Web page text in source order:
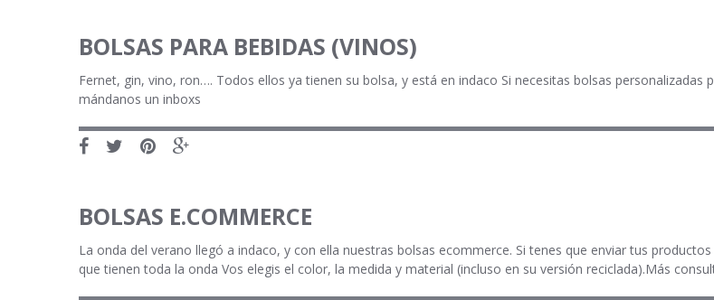
BOLSAS PARA BEBIDAS (VINOS)
Fernet, gin, vino, ron…. Todos ellos ya tienen su bolsa, y está en indaco Si necesitas bolsas personalizadas
mándanos un inboxs
BOLSAS E.COMMERCE
La onda del verano llegó a indaco, y con ella nuestras bolsas ecommerce. Si tenes que enviar tus
que tienen toda la onda Vos elegis el color, la medida y material (incluso en su versión reciclada).Más